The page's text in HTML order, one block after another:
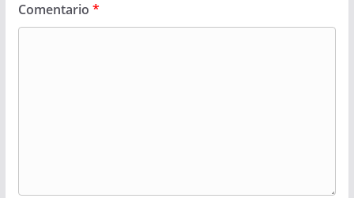
Comentario *